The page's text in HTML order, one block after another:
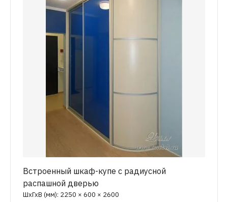
Встроенный шкаф-купе с радиусной
распашной дверью
ШхГхВ (мм): 2250 × 600 × 2600